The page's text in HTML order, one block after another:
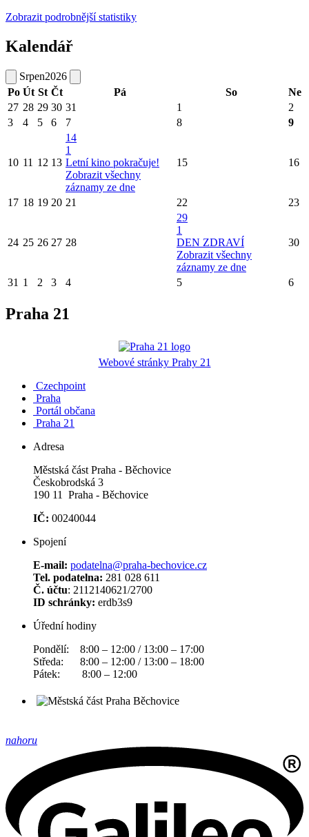
Zobrazit podrobnější statistiky
Kalendář
Srpen2026
Po Út St Čt Pá So
Ne
27 28 29 30 31 1
2
3
4 5 6 7 8 9
10 11 12 13
14
1
Letní kino pokračuje!
Zobrazit všechny
záznamy ze dne
15 16
17 18 19 20 21 22 23
24 25 26 27 28
29
1
DEN ZDRAVÍ
Zobrazit všechny
záznamy ze dne
30
31 1 2 3 4 5 6
Praha 21
Webové stránky Prahy 21
Czechpoint
Praha
Portál občana
Praha 21
Adresa
Městská část Praha - Běchovice
Českobrodská 3
190 11 Praha - Běchovice
IČ: 00240044
Spojení
E-mail: podatelna@praha-bechovice.cz
Tel. podatelna: 281 028 611
Č. účtu: 2112140621/2700
ID schránky: erdb3s9
Úřední hodiny
Pondělí: 8:00 – 12:00 / 13:00 – 17:00
Středa: 8:00 – 12:00 / 13:00 – 18:00
Pátek: 8:00 – 12:00
nahoru